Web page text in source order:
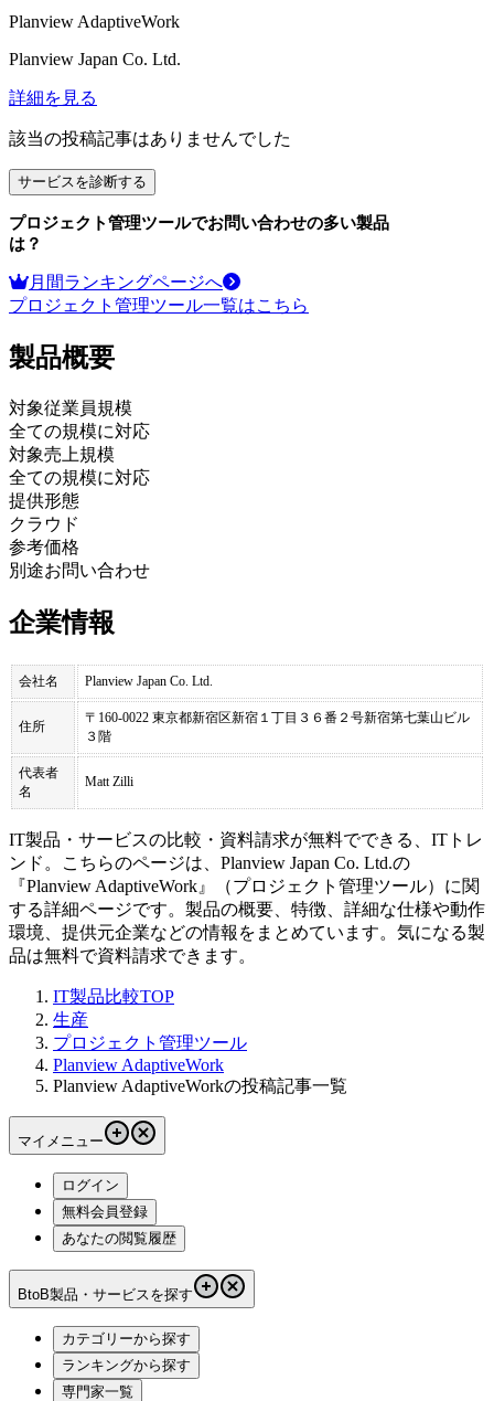
Planview AdaptiveWork
Planview Japan Co. Ltd.
詳細を見る
該当の投稿記事はありませんでした
サービスを診断する
プロジェクト管理ツールでお問い合わせの多い製品
は？
月間ランキングページへ
プロジェクト管理ツール一覧はこちら
製品概要
対象従業員規模
全ての規模に対応
対象売上規模
全ての規模に対応
提供形態
クラウド
参考価格
別途お問い合わせ
企業情報
会社名 Planview Japan Co. Ltd.
住所
〒160-0022 東京都新宿区新宿１丁目３６番２号新宿第七葉山ビル
３階
代表者
名
Matt Zilli
IT製品・サービスの比較・資料請求が無料でできる、ITトレ
ンド。こちらのページは、 Planview Japan Co. Ltd.の
『Planview AdaptiveWork 』（プロジェクト管理ツール）に関
する詳細ページです。製品の概要、特徴、詳細な仕様や動作
環境、提供元企業などの情報をまとめています。気になる製
品は無料で資料請求できます。
IT製品比較TOP
生産
プロジェクト管理ツール
Planview AdaptiveWork
Planview AdaptiveWorkの投稿記事一覧
マイメニュー
ログイン
無料会員登録
あなたの閲覧履歴
BtoB製品・サービスを探す
カテゴリーから探す
ランキングから探す
専門家一覧